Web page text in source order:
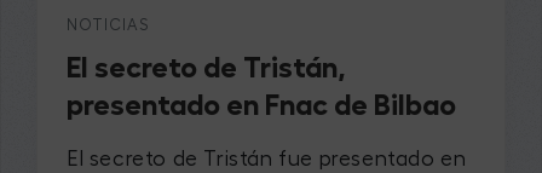
NOTICIAS
El secreto de Tristán,
presentado en Fnac de Bilbao
El secreto de Tristán fue presentado en